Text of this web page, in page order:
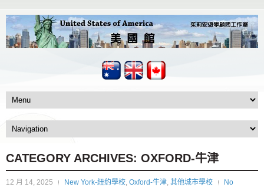
CATEGORY ARCHIVES: OXFORD-牛津
12 月 14, 2025 New York-紐約學校 Oxford-牛津 其他城市學校
No